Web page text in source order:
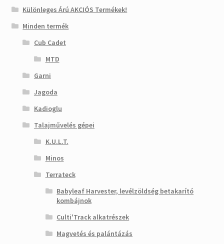
Különleges Árú AKCIÓS Termékek!
Minden termék
Cub Cadet
MTD
Garni
Jagoda
Kadioglu
Talajművelés gépei
K.U.L.T.
Minos
Terrateck
Babyleaf Harvester, levélzöldség betakarító
kombájnok
Culti'Track alkatrészek
Magvetés és palántázás